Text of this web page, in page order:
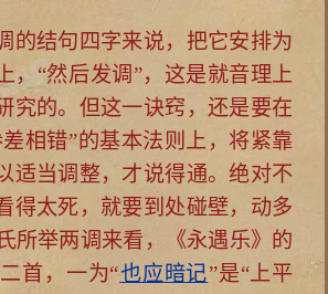
的结句四字来说，把它安排为
，“然后发调”，这是就音理上
究的。但这一诀窍，还是要在
相错”的基本法则上，将紧靠
适当调整，才说得通。绝对不
得太死，就要到处碰壁，动多
氏所举两调来看，《永遇乐》的
首，一为“也应暗记”是“上平